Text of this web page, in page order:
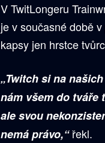
V TwitLongeru
je v současné době
kapsy jen hrstce
„Twitch si na
nám všem do tváře
ale svou
nemá právo,“řekl.